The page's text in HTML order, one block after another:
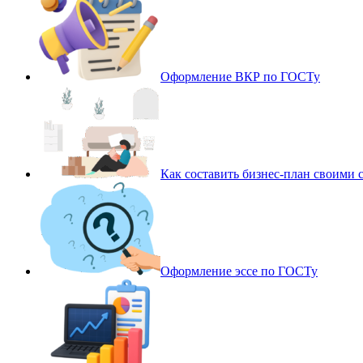
Оформление ВКР по ГОСТу
Как составить бизнес-план своими
Оформление эссе по ГОСТу